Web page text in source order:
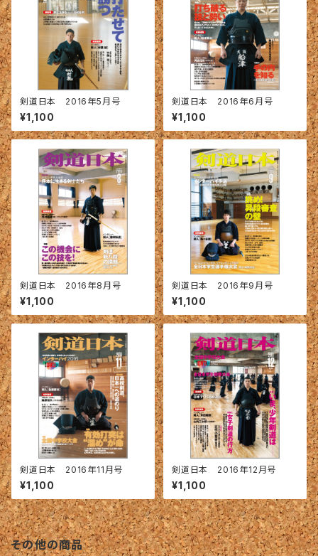
剣道日本 2016年5月号
¥1,100
剣道日本 2016年6月号
¥1,100
剣道日本 2016年8月号
¥1,100
剣道日本 2016年9月号
¥1,100
剣道日本 2016年11月号
¥1,100
剣道日本 2016年12月号
¥1,100
その他の商品